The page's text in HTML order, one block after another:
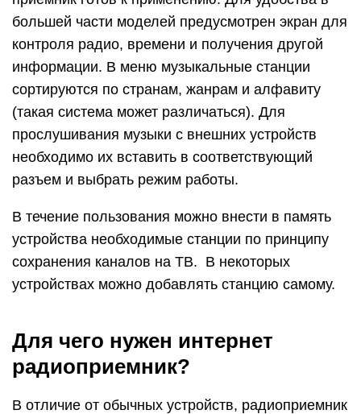
большей части моделей предусмотрен экран для
контроля радио, времени и получения другой
информации. В меню музыкальные станции
сортируются по странам, жанрам и алфавиту
(такая система может различаться). Для
прослушивания музыки с внешних устройств
необходимо их вставить в соответствующий
разъем и выбрать режим работы.
В течение пользования можно внести в память
устройства необходимые станции по принципу
сохранения каналов на ТВ. В некоторых
устройствах можно добавлять станцию самому.
Для чего нужен интернет
радиоприемник?
В отличие от обычных устройств, радиоприемник